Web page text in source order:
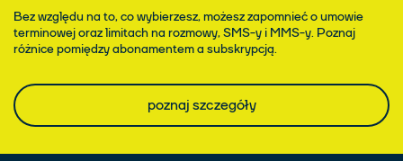
Bez względu na to, co wybierzesz, możesz zapomnieć o umowie
terminowej oraz limitach na rozmowy, SMS-y i MMS-y. Poznaj
różnice pomiędzy abonamentem a subskrypcją.
poznaj szczegóły